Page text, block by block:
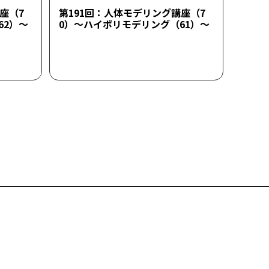
（7
）～
第191回：人体モデリング講座（7
0）～ハイポリモデリング（61）～